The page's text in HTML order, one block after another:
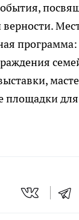
площадки